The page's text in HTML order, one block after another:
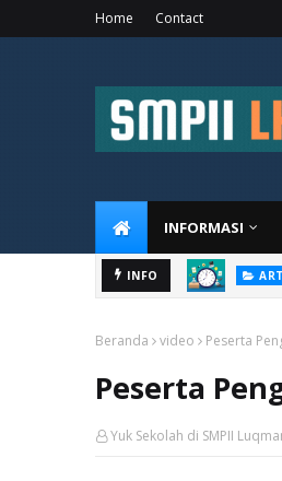
Home Contact
INFORMASI
INFO
Beranda video Peserta
Peserta
Yuk Sekolah di SMPII